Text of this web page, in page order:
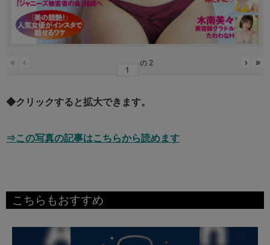
« ‹ の 2 › »
◆クリックすると拡大できます。
⇒この写真の記事はこちらから読めます
こちらもおすすめ